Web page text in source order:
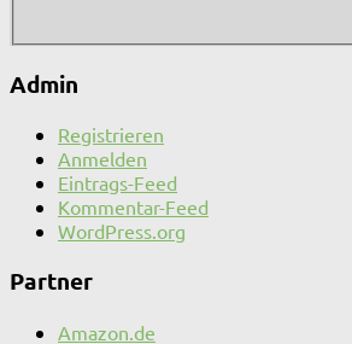
Admin
Registrieren
Anmelden
Eintrags-Feed
Kommentar-Feed
WordPress.org
Partner
Amazon.de